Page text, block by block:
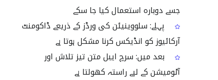
جسے دوبارہ استعمال کیا جا سکے
پہلے: سلووینیئن کی ورڈز کے ذریعے ڈاکومنٹ
آرکائیوز کو انڈیکس کرنا مشکل ہوتا ہے
بعد میں: سرچ ایبل متن تیز تلاش اور
آٹومیشن کے لیے راستہ کھولتا ہے